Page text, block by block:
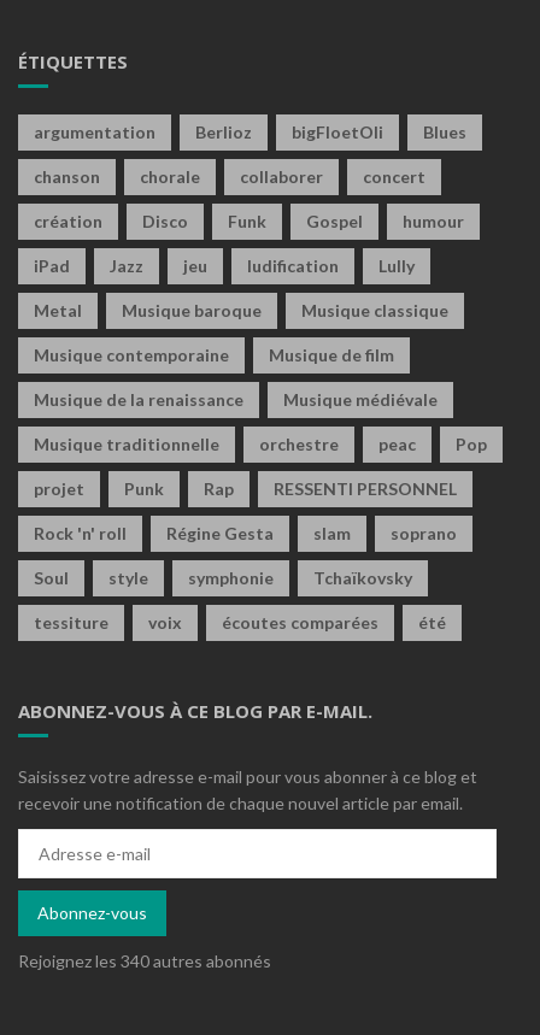
ÉTIQUETTES
argumentation Berlioz bigFloetOli Blues
chanson chorale collaborer concert
création Disco Funk Gospel humour
iPad Jazz jeu ludification Lully
Metal Musique baroque Musique classique
Musique contemporaine Musique de film
Musique de la renaissance Musique médiévale
Musique traditionnelle orchestre peac Pop
projet Punk Rap RESSENTI PERSONNEL
Rock 'n' roll Régine Gesta slam soprano
Soul style symphonie Tchaïkovsky
tessiture voix écoutes comparées été
ABONNEZ-VOUS À CE BLOG PAR E-MAIL.
Saisissez votre adresse e-mail pour vous abonner à ce blog et
recevoir une notification de chaque nouvel article par email.
mail
Abonnez-vous
Rejoignez les 340 autres abonnés